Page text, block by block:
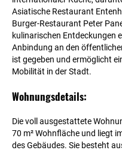
Asiatische Restaurant
Burger-Restaurant Peter
kulinarischen Entdeckungen
Anbindung an den
ist gegeben und ermöglicht
Mobilität in der Stadt.
Wohnungsdetails:
Die voll ausgestattete
70 m² Wohnfläche und liegt
des Gebäudes. Sie besteht